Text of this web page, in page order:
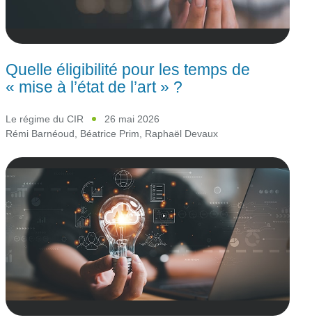
Quelle éligibilité pour les temps de
« mise à l’état de l’art » ?
Le régime du CIR
26 mai 2026
Rémi Barnéoud, Béatrice Prim, Raphaël Devaux